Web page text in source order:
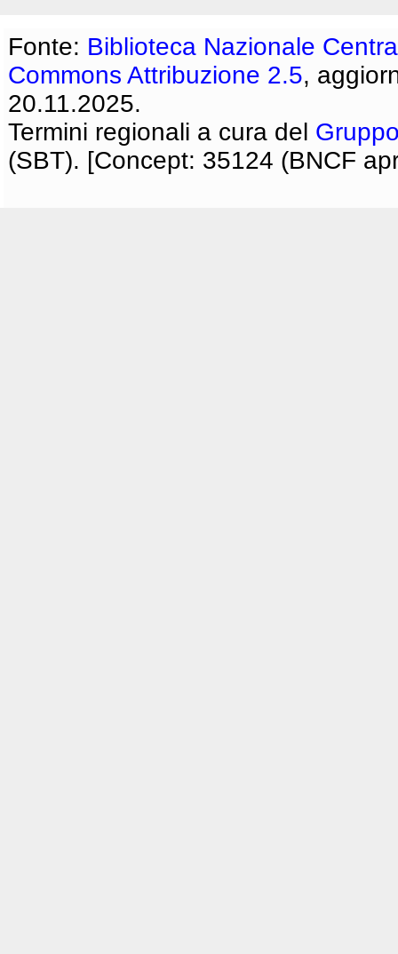
Fonte: Biblioteca Nazionale
Commons Attribuzione 2.5,
20.11.2025.
Termini regionali a cura del
(SBT). [Concept: 35124 (BNCF